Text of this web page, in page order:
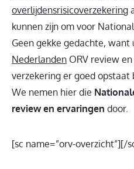
overlijdensrisicoverzekering
kunnen zijn om voor
Geen gekke gedachte, want
Nederlanden ORV review
verzekering er goed opstaat
We nemen hier die
review en ervaringen door.
[sc name=”orv-overzicht”][/